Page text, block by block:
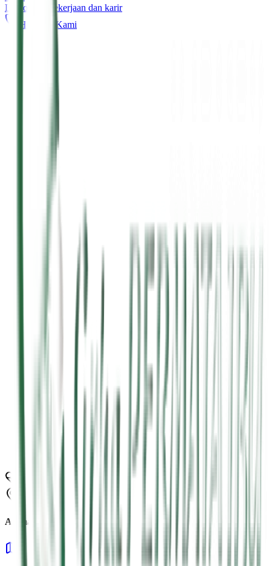
Lowongan pekerjaan dan karir
Hubungi Kami
Gawat Darurat
Kecelakaan & Trauma
Perdarahan Hebat
Dalam Kondisi Darurat?
Segera kunjungi IGD RS Grha Permata Ibu atau hubungi layanan
darurat kami untuk mendapatkan pertolongan secepatnya.
Alamat Kami